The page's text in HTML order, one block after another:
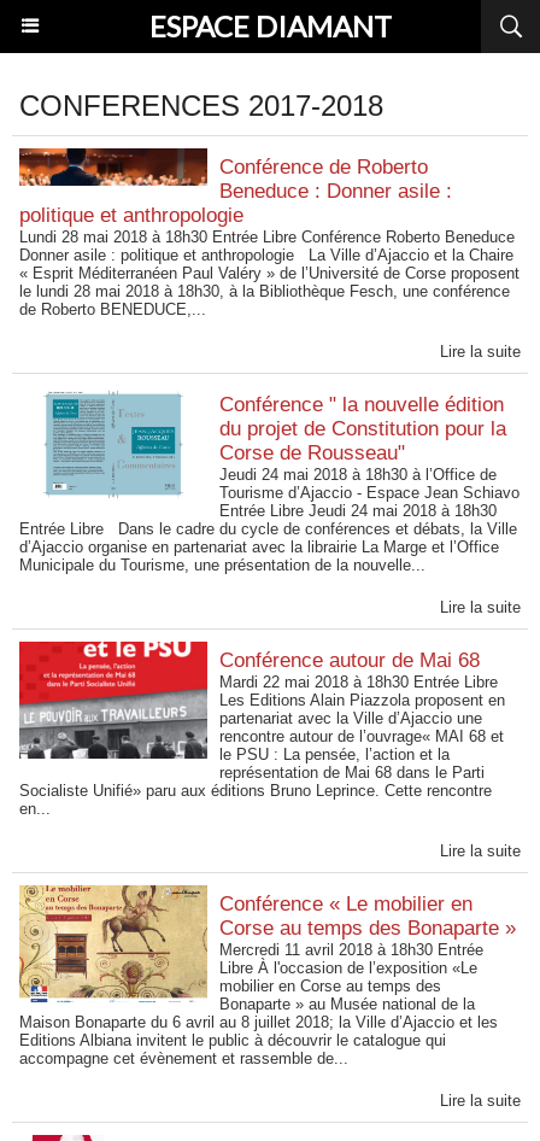
ESPACE DIAMANT
CONFERENCES 2017-2018
Conférence de Roberto
Beneduce : Donner asile :
politique et anthropologie
Lundi 28 mai 2018 à 18h30 Entrée Libre Conférence Roberto Beneduce
Donner asile : politique et anthropologie La Ville d’Ajaccio et la Chaire
« Esprit Méditerranéen Paul Valéry » de l’Université de Corse proposent
le lundi 28 mai 2018 à 18h30, à la Bibliothèque Fesch, une conférence
de Roberto BENEDUCE,...
Lire la suite
Conférence " la nouvelle édition
du projet de Constitution pour la
Corse de Rousseau"
Jeudi 24 mai 2018 à 18h30 à l’Office de
Tourisme d’Ajaccio - Espace Jean Schiavo
Entrée Libre Jeudi 24 mai 2018 à 18h30
Entrée Libre Dans le cadre du cycle de conférences et débats, la Ville
d’Ajaccio organise en partenariat avec la librairie La Marge et l’Office
Municipale du Tourisme, une présentation de la nouvelle...
Lire la suite
Conférence autour de Mai 68
Mardi 22 mai 2018 à 18h30 Entrée Libre
Les Editions Alain Piazzola proposent en
partenariat avec la Ville d’Ajaccio une
rencontre autour de l’ouvrage« MAI 68 et
le PSU : La pensée, l’action et la
représentation de Mai 68 dans le Parti
Socialiste Unifié» paru aux éditions Bruno Leprince. Cette rencontre
en...
Lire la suite
Conférence « Le mobilier en
Corse au temps des Bonaparte »
Mercredi 11 avril 2018 à 18h30 Entrée
Libre À l'occasion de l’exposition «Le
mobilier en Corse au temps des
Bonaparte » au Musée national de la
Maison Bonaparte du 6 avril au 8 juillet 2018; la Ville d’Ajaccio et les
Editions Albiana invitent le public à découvrir le catalogue qui
accompagne cet évènement et rassemble de...
Lire la suite